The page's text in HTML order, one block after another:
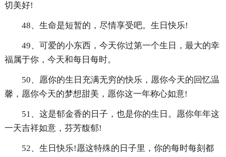
切美好!
48、生命是短暂的，尽情享受吧。生日快乐!
49、可爱的小东西，今天你过第一个生日，最大的幸
福属于你，今天和每日每时。
50、愿你的生日充满无穷的快乐，愿你今天的回忆温
馨，愿你今天的梦想甜美，愿你这一年称心如意!
51、这是郁金香的日子，也是你的生日。愿你年年这
一天吉祥如意，芬芳馥郁!
52、生日快乐!愿这特殊的日子里，你的每时每刻都